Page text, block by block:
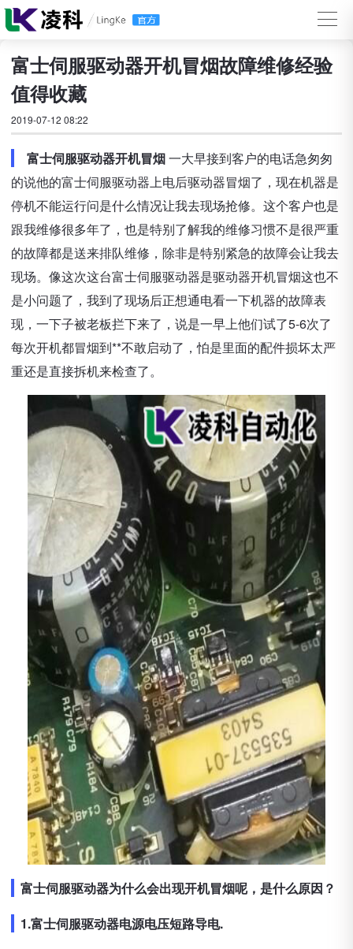
富士伺服驱动器开机冒烟故障维修经验
值得收藏
2019-07-12 08:22
富士伺服驱动器开机冒烟一大早接到客户的电话急匆匆
的说他的富士伺服驱动器上电后驱动器冒烟了，现在机器是
停机不能运行问是什么情况让我去现场抢修。这个客户也是
跟我维修很多年了，也是特别了解我的维修习惯不是很严重
的故障都是送来排队维修，除非是特别紧急的故障会让我去
现场。像这次这台富士伺服驱动器是驱动器开机冒烟这也不
是小问题了，我到了现场后正想通电看一下机器的故障表
现，一下子被老板拦下来了，说是一早上他们试了5-6次了
每次开机都冒烟到**不敢启动了，怕是里面的配件损坏太严
重还是直接拆机来检查了。
富士伺服驱动器为什么会出现开机冒烟呢，是什么原因？
1.富士伺服驱动器电源电压短路导电.